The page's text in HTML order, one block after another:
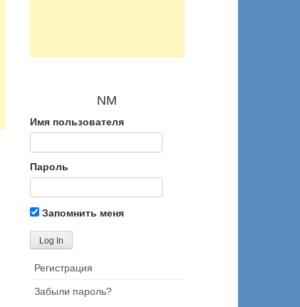
NM
Имя пользователя
Пароль
Запомнить меня
Регистрация
Забыли пароль?